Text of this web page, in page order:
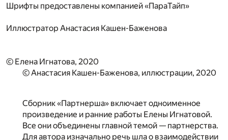
Шрифты предоставлены компанией «ПараТайп»
Иллюстратор Анастасия Кашен-Баженова
© Елена Игнатова, 2020
© Анастасия Кашен-Баженова, иллюстрации, 2020
Сборник «Партнерша» включает одноименное
произведение и ранние работы Елены Игнатовой.
Все они объединены главной темой — партнерства.
Для автора изначально речь шла о взаимодействии